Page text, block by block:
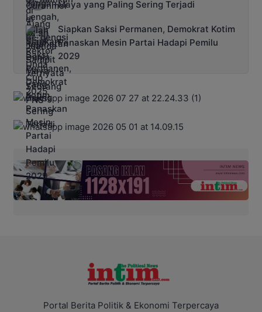
Maya yang Paling Sering Terjadi
Siapkan Saksi Permanen, Demokrat Kotim
Panaskan Mesin Partai Hadapi Pemilu
2029
Portal Berita Politik & Ekonomi Terpercaya